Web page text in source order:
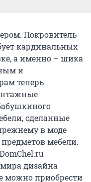
Покровитель
кардинальных
а именно – шика
и
теперь
сделанные
в моде
мебели.
дизайна
можно приобрести